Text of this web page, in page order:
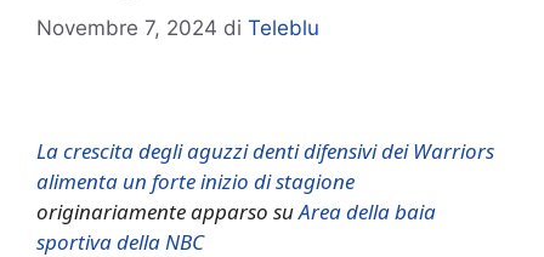
Novembre 7, 2024 di Teleblu
La crescita degli aguzzi denti difensivi dei Warriors
alimenta un forte inizio di stagione
originariamente apparso suArea della baia
sportiva della NBC